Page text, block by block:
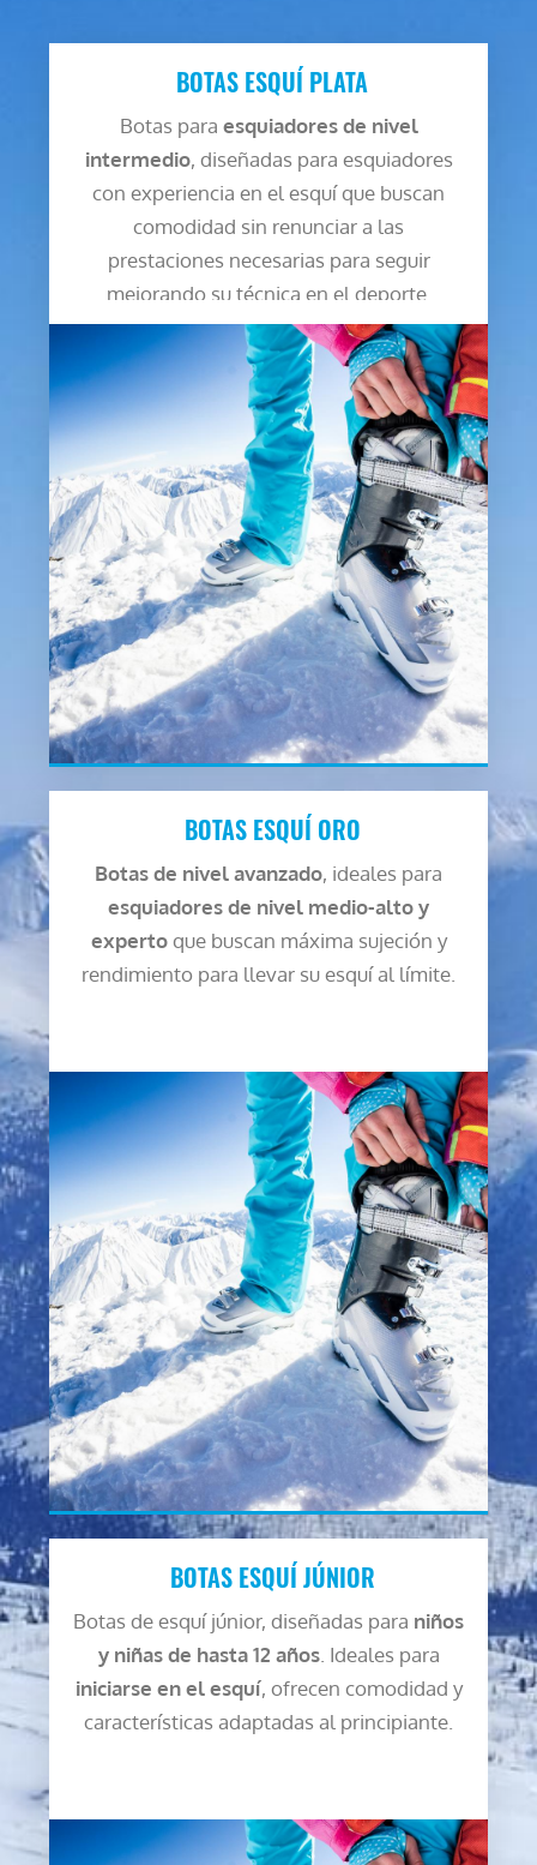
BOTAS ESQUÍ PLATA
Botas para esquiadores de nivel
intermedio, diseñadas para esquiadores
con experiencia en el esquí que buscan
comodidad sin renunciar a las
prestaciones necesarias para seguir
mejorando su técnica en el deporte.
BOTAS ESQUÍ ORO
Botas de nivel avanzado, ideales para
esquiadores de nivel medio-alto y
expertoque buscan máxima sujeción y
rendimiento para llevar su esquí al límite.
BOTAS ESQUÍ JÚNIOR
Botas de esquí júnior, diseñadas para niños
y niñas de hasta 12 años. Ideales para
iniciarse en el esquí, ofrecen comodidad y
características adaptadas al principiante.